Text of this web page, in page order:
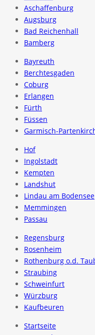
Aschaffenburg
Augsburg
Bad Reichenhall
Bamberg
Bayreuth
Berchtesgaden
Coburg
Erlangen
Fürth
Füssen
Garmisch-
Hof
Ingolstadt
Kempten
Landshut
Lindau am Bodensee
Memmingen
Passau
Regensburg
Rosenheim
Rothenburg o.d.
Straubing
Schweinfurt
Würzburg
Kaufbeuren
Startseite